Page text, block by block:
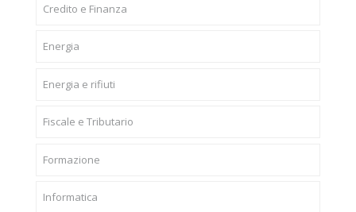
Credito e Finanza
Energia
Energia e rifiuti
Fiscale e Tributario
Formazione
Informatica